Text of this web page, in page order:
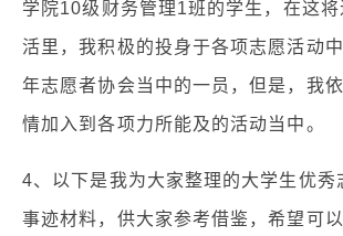
学院10级财务管理1班的学生，在这
活里，我积极的投身于各项志愿活动
年志愿者协会当中的一员，但是，我
情加入到各项力所能及的活动当中。
4、以下是我为大家整理的大学生优秀
事迹材料，供大家参考借鉴，希望可